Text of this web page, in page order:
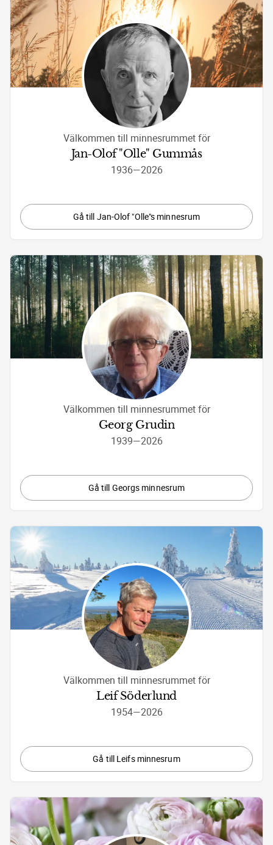
Välkommen till minnesrummet för
Jan-Olof "Olle" Gummås
1936—2026
Gå till Jan-Olof "Olle"s minnesrum
Välkommen till minnesrummet för
Georg Grudin
1939—2026
Gå till Georgs minnesrum
Välkommen till minnesrummet för
Leif Söderlund
1954—2026
Gå till Leifs minnesrum